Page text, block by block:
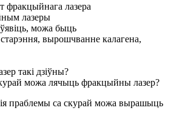
фракцыйнага лазера
лазеры
можа быць
вырошчванне калагена,
такі дзіўны?
можа лячыць фракцыйны лазер?